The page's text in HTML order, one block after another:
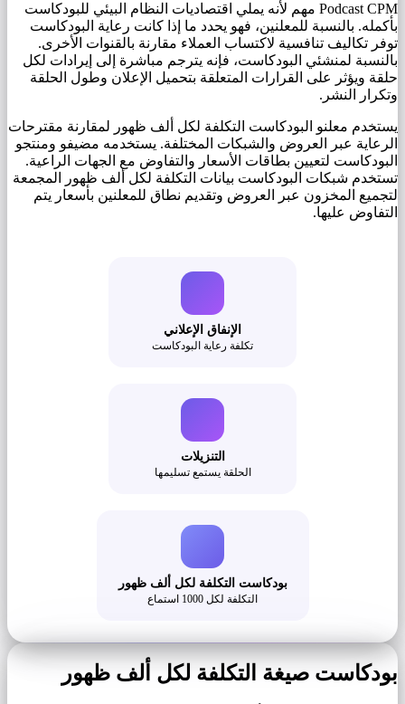
Podcast CPM مهم لأنه يملي اقتصاديات النظام البيئي للبودكاست
بأكمله. بالنسبة للمعلنين، فهو يحدد ما إذا كانت رعاية البودكاست
توفر تكاليف تنافسية لاكتساب العملاء مقارنة بالقنوات الأخرى.
بالنسبة لمنشئي البودكاست، فإنه يترجم مباشرة إلى إيرادات لكل
حلقة ويؤثر على القرارات المتعلقة بتحميل الإعلان وطول الحلقة
وتكرار النشر.
يستخدم معلنو البودكاست التكلفة لكل ألف ظهور لمقارنة مقترحات
الرعاية عبر العروض والشبكات المختلفة. يستخدمه مضيفو ومنتجو
البودكاست لتعيين بطاقات الأسعار والتفاوض مع الجهات الراعية.
تستخدم شبكات البودكاست بيانات التكلفة لكل ألف ظهور المجمعة
لتجميع المخزون عبر العروض وتقديم نطاق للمعلنين بأسعار يتم
التفاوض عليها.
الإنفاق الإعلاني
تكلفة رعاية البودكاست
التنزيلات
الحلقة يستمع تسليمها
بودكاست التكلفة لكل ألف ظهور
التكلفة لكل 1000 استماع
بودكاست صيغة التكلفة لكل ألف ظهور